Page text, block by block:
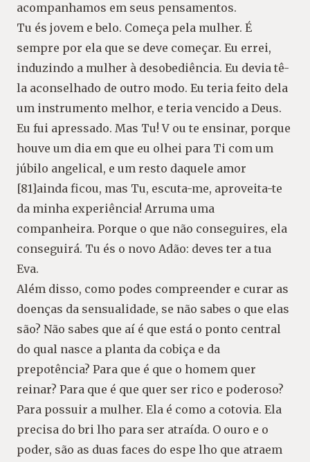
acompanhamos em seus pensamentos.
Tu és jovem e belo. Começa pela mulher. É
sempre por ela que se deve começar. Eu errei,
induzindo a mulher à desobediência. Eu devia tê-
la aconselhado de outro modo. Eu teria feito dela
um instrumento melhor, e teria vencido a Deus.
Eu fui apressado. Mas Tu! V ou te ensinar, porque
houve um dia em que eu olhei para Ti com um
júbilo angelical, e um resto daquele amor
[81]ainda ficou, mas Tu, escuta-me, aproveita-te
da minha experiência! Arruma uma
companheira. Porque o que não conseguires, ela
conseguirá. Tu és o novo Adão: deves ter a tua
Eva.
Além disso, como podes compreender e curar as
doenças da sensualidade, se não sabes o que elas
são? Não sabes que aí é que está o ponto central
do qual nasce a planta da cobiça e da
prepotência? Para que é que o homem quer
reinar? Para que é que quer ser rico e poderoso?
Para possuir a mulher. Ela é como a cotovia. Ela
precisa do bri lho para ser atraída. O ouro e o
poder, são as duas faces do espe lho que atraem